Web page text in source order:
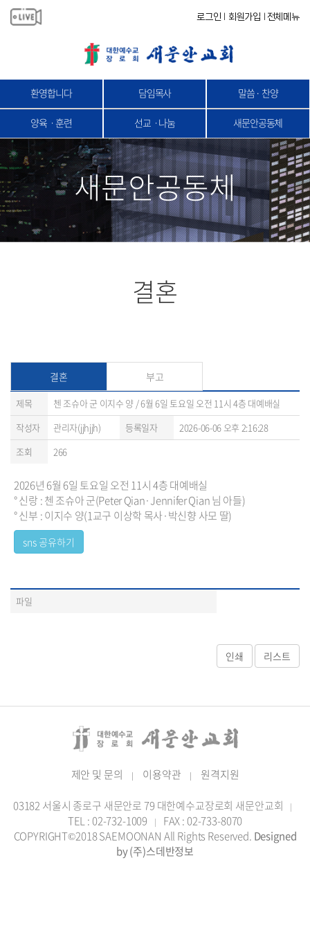
로그인 회원가입 전체메뉴
환영합니다 담임목사 말씀 · 찬양
양육ㆍ훈련 선교ㆍ나눔 새문안공동체
새문안공동체
결혼
결혼 부고
제목
첸 조슈아 군 이지수 양 / 6월 6일 토요일 오전 11시 4층 대예배실
작성자
관리자(jjhjjh) 등록일자
2026-06-06 오후 2:16:28
조회
266
2026년 6월 6일 토요일 오전 11시 4층 대예배실
° 신랑 : 첸 조슈아 군(Peter Qian·Jennifer Qian 님 아들)
° 신부 : 이지수 양(1교구 이상학 목사·박신향 사모 딸)
파일
제안 및 문의 | 이용약관 | 원격지원
03182 서울시 종로구 새문안로 79 대한예수교장로회 새문안교회 |
TEL : 02-732-1009 |
FAX : 02-733-8070
COPYRIGHT©2018 SAEMOONAN All Rights Reserved. Designed
by (주)스데반정보